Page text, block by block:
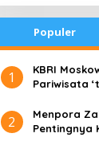
Populer
1
​KBRI
Pariwisata
2
​Menpora
Pentingnya